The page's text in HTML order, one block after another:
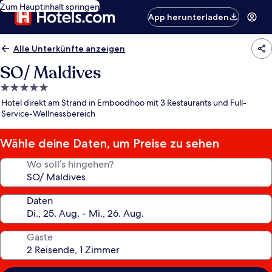
Zum Hauptinhalt springen
App herunterladen
Alle Unterkünfte anzeigen
SO/ Maldives
5.0-
Sterne-
Unterkunft
Hotel direkt am Strand in Emboodhoo mit 3 Restaurants und Full-
Service-Wellnessbereich
Wähle deine Daten, um Preise zu sehen
Wo soll’s hingehen?
Daten
Gäste